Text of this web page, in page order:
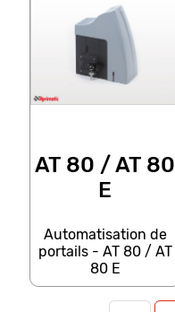
AT 80 / AT 80
E
Automatisation de
portails - AT 80 / AT
80 E